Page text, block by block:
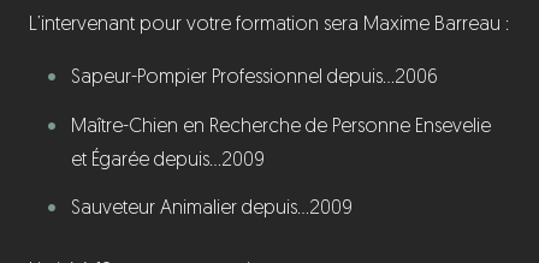
L’intervenant pour votre formation sera Maxime Barreau :
Sapeur-Pompier Professionnel depuis…2006
Maître-Chien en Recherche de Personne Ensevelie
et Égarée depuis…2009
Sauveteur Animalier depuis…2009